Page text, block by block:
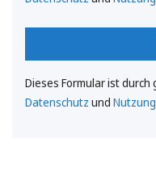
Dieses Formular ist
Datenschutz und